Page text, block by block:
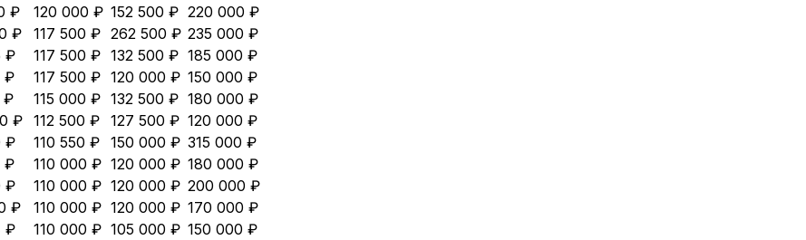
₽ 120 000 ₽ 152 500 ₽ 220 000 ₽
₽ 117 500 ₽ 262 500 ₽ 235 000 ₽
₽ 117 500 ₽ 132 500 ₽ 185 000 ₽
₽ 117 500 ₽ 120 000 ₽ 150 000 ₽
₽ 115 000 ₽ 132 500 ₽ 180 000 ₽
₽ 112 500 ₽ 127 500 ₽ 120 000 ₽
₽ 110 550 ₽ 150 000 ₽ 315 000 ₽
₽ 110 000 ₽ 120 000 ₽ 180 000 ₽
₽ 110 000 ₽ 120 000 ₽ 200 000 ₽
₽ 110 000 ₽ 120 000 ₽ 170 000 ₽
₽ 110 000 ₽ 105 000 ₽ 150 000 ₽